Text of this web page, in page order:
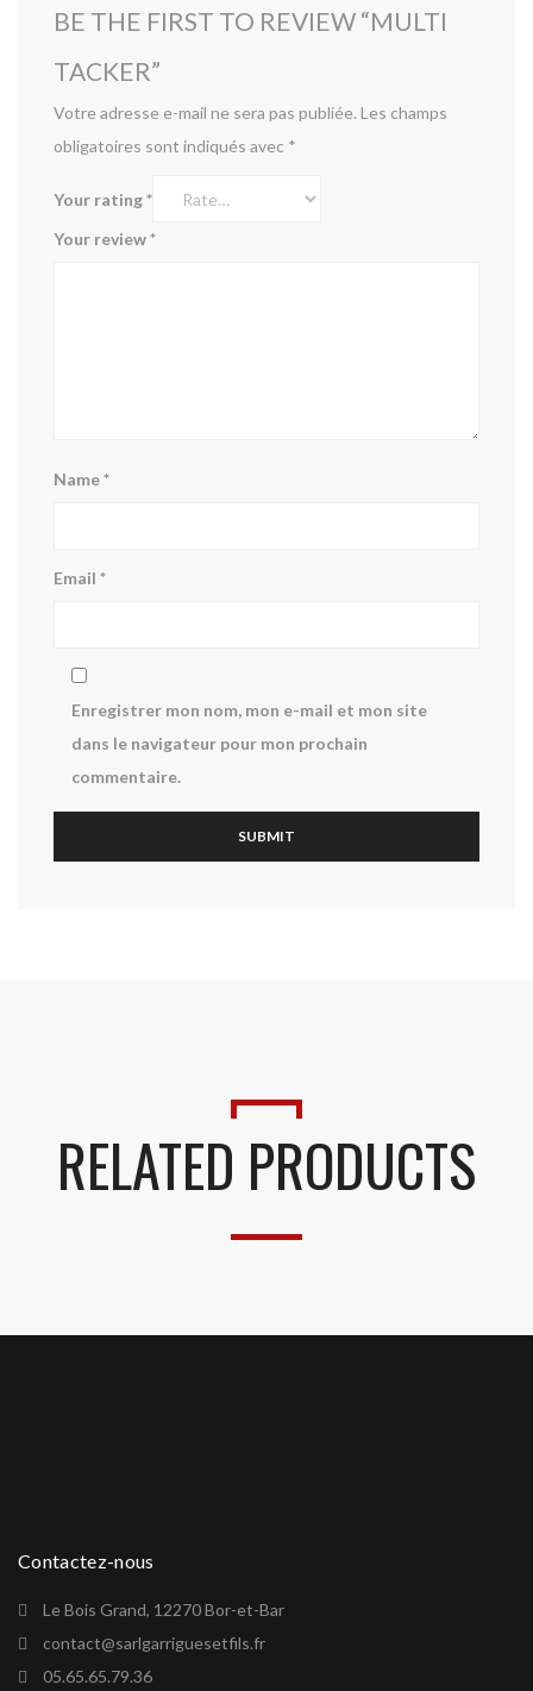
BE THE FIRST TO REVIEW “MULTI
TACKER”
Votre adresse e-mail ne sera pas publiée. Les champs
obligatoires sont indiqués avec *
Your rating*
Your review*
Name*
Email *
Enregistrer mon nom, mon e-mail et mon site
dans le navigateur pour mon prochain
commentaire.
RELATED PRODUCTS
Contactez-nous
Le Bois Grand, 12270 Bor-et-Bar
contact@sarlgarriguesetfils.fr
05.65.65.79.36